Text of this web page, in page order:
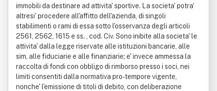
immobili da destinare ad attivita' sportive. La societa' potra'
altresi' procedere all'affitto dell'azienda, di singoli
stabilimenti o rami di essa sotto l'osservanza degli articoli
2561, 2562, 1615 e ss. , cod. Civ. Sono inibite alla societa' le
attivita' dalla legge riservate alle istituzioni bancarie, alle
sim, alle fiduciarie e alle finanziarie; e' invece ammessa la
raccolta di fondi con obbligo di rimborso presso i soci, nei
limiti consentiti dalla normativa pro-tempore vigente,
nonche' l'emissione di titoli di debito, con deliberazione